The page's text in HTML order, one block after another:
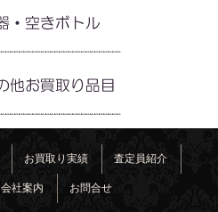
お買取り実績 査定員紹介
会社案内 お問合せ